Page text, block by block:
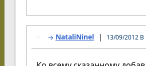
NataliNinel 13/09/2012 В